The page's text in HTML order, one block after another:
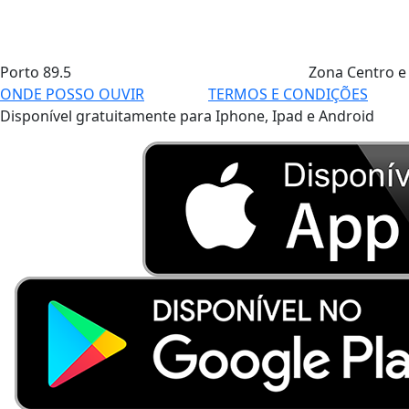
Porto 89.5
Zona Centro
ONDE POSSO OUVIR
TERMOS E CONDIÇÕES
Disponível gratuitamente para Iphone, Ipad e Android